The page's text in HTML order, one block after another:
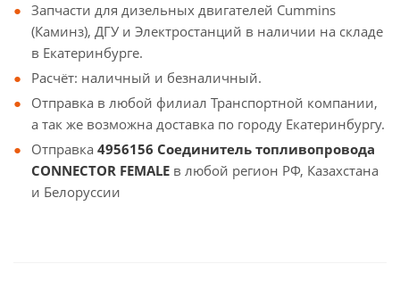
Запчасти для дизельных двигателей Cummins
(Каминз), ДГУ и Электростанций в наличии на складе
в Екатеринбурге.
Расчёт: наличный и безналичный.
Отправка в любой филиал Транспортной компании,
а так же возможна доставка по городу Екатеринбургу.
Отправка 4956156 Соединитель топливопровода
CONNECTOR FEMALE в любой регион РФ, Казахстана
и Белоруссии